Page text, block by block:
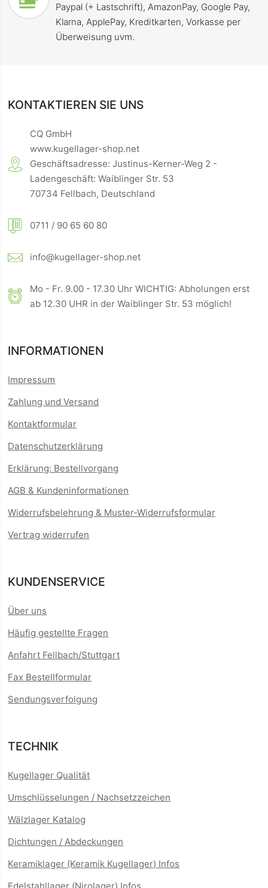
Paypal (+ Lastschrift), AmazonPay, Google Pay,
Klarna, ApplePay, Kreditkarten, Vorkasse per
Überweisung uvm.
KONTAKTIEREN SIE UNS
CQ GmbH
www.kugellager-shop.net
Geschäftsadresse: Justinus-Kerner-Weg 2 -
Ladengeschäft: Waiblinger Str. 53
70734 Fellbach, Deutschland
0711 / 90 65 60 80
info@kugellager-shop.net
Mo - Fr. 9.00 - 17.30 Uhr WICHTIG: Abholungen erst
ab 12.30 UHR in der Waiblinger Str. 53 möglich!
INFORMATIONEN
Impressum
Zahlung und Versand
Kontaktformular
Datenschutzerklärung
Erklärung: Bestellvorgang
AGB & Kundeninformationen
Widerrufsbelehrung & Muster-Widerrufsformular
Vertrag widerrufen
KUNDENSERVICE
Über uns
Häufig gestellte Fragen
Anfahrt Fellbach/Stuttgart
Fax Bestellformular
Sendungsverfolgung
TECHNIK
Kugellager Qualität
Umschlüsselungen / Nachsetzzeichen
Wälzlager Katalog
Dichtungen / Abdeckungen
Keramiklager (Keramik Kugellager) Infos